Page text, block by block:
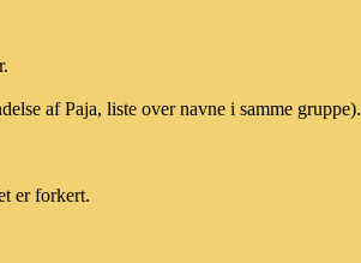
af Paja, liste over navne i samme gruppe).
er forkert.